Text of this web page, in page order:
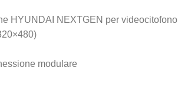
HYUNDAI NEXTGEN per videocitofono
modulare